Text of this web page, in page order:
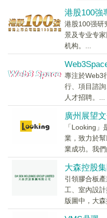
港股100強
港股100强研
景及专业专
机构。...
專注於Web3
行、項目諮
人才招聘。...
廣州展望
「Looking
業，致力於
業成功。我們
大森控股
引領膠合板
工、室內設
版圖中，大